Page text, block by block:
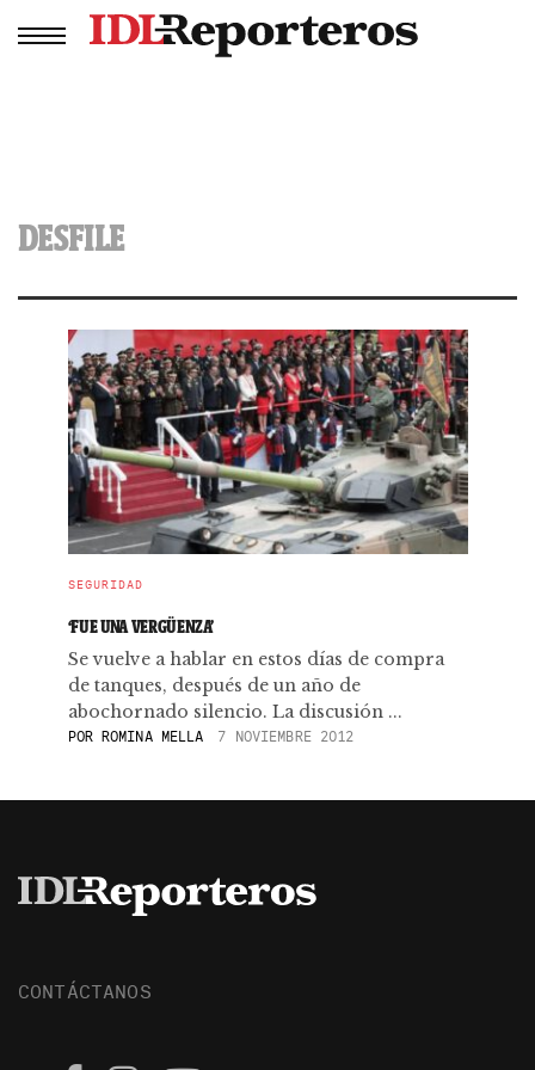
DESFILE
SEGURIDAD
‘FUE UNA VERGÜENZA’
Se vuelve a hablar en estos días de compra
de tanques, después de un año de
abochornado silencio. La discusión ...
POR ROMINA MELLA 7 NOVIEMBRE 2012
CONTÁCTANOS